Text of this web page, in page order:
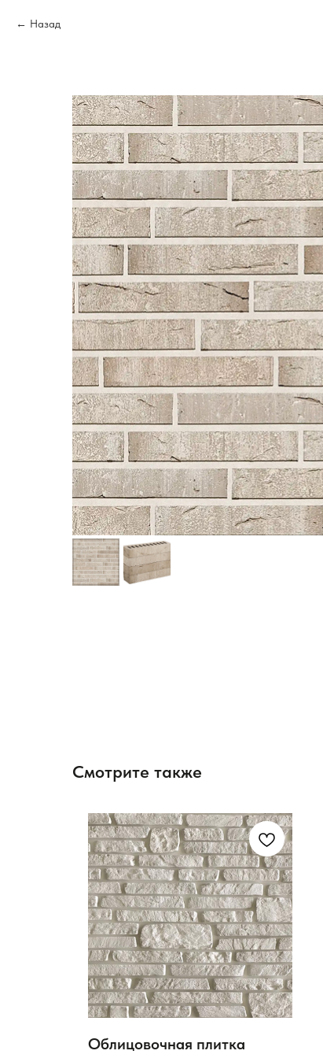
Назад
Смотрите также
Облицовочная плитка